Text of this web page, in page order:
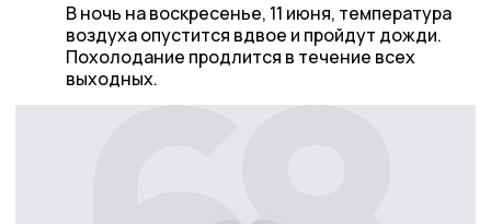
В ночь на воскресенье, 11 июня, температура
воздуха опустится вдвое и пройдут дожди.
Похолодание продлится в течение всех
выходных.